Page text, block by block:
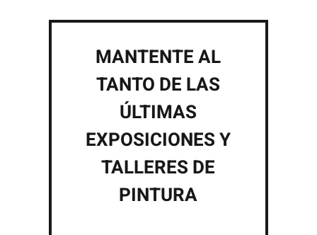
MANTENTE AL
TANTO DE LAS
ÚLTIMAS
EXPOSICIONES Y
TALLERES DE
PINTURA